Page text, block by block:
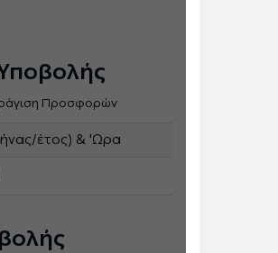
Προσφορών
έτος) & 'Ωρα